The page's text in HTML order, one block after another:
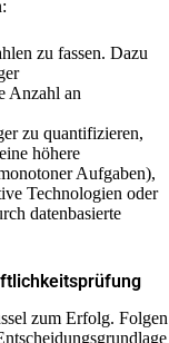
zu fassen. Dazu
Anzahl an
zu quantifizieren,
höhere
Aufgaben),
Technologien oder
datenbasierte
zum Erfolg. Folgen